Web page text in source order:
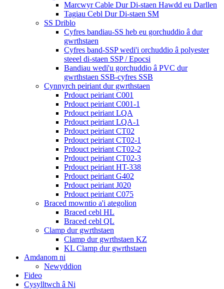
Marcwyr Cable Dur Di-staen Hawdd eu Darllen
Tagiau Cebl Dur Di-staen SM
SS Driblo
Cyfres bandiau-SS heb eu gorchuddio â dur
gwrthstaen
Cyfres band-SSP wedi'i orchuddio â polyester
steeel di-staen SSP / Epocsi
Bandiau wedi'u gorchuddio â PVC dur
gwrthstaen SSB-cyfres SSB
Cynnyrch peiriant dur gwrthstaen
Prdouct peiriant C001
Prdouct peiriant C001-1
Prdouct peiriant LQA
Prdouct peiriant LQA-1
Prdouct peiriant CT02
Prdouct peiriant CT02-1
Prdouct peiriant CT02-2
Prdouct peiriant CT02-3
Prdouct peiriant HT-338
Prdouct peiriant G402
Prdouct peiriant J020
Prdouct peiriant C075
Braced mowntio a'i ategolion
Braced cebl HL
Braced cebl QL
Clamp dur gwrthstaen
Clamp dur gwrthstaen KZ
KL Clamp dur gwrthstaen
Amdanom ni
Newyddion
Fideo
Cysylltwch â Ni